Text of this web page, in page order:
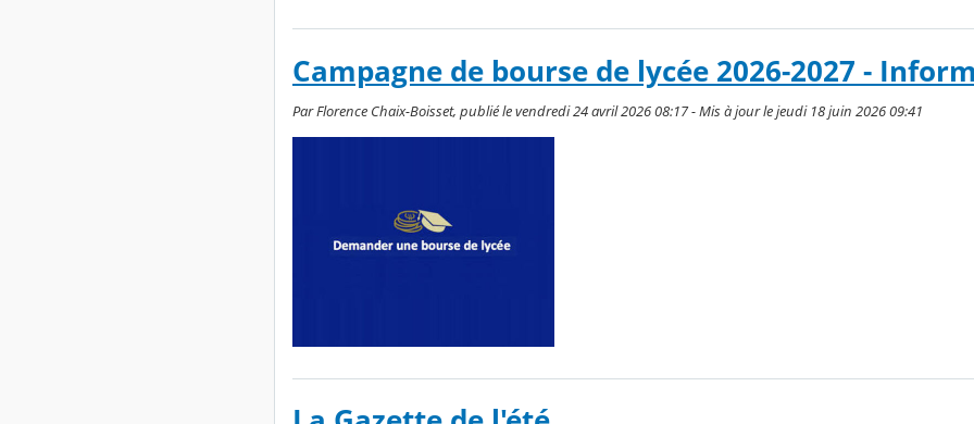
Campagne de bourse de lycée 2026-2027 -
Par Florence Chaix-Boisset, publié le vendredi 24 avril 2026 08:17 - Mis à jour le jeudi 18 juin 2026 09:41